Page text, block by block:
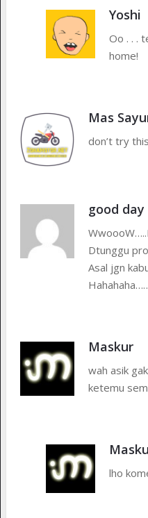
Yoshi
Oo . . .
home!
Mas
don’t try
good day
Dtunggu
Asal jgn
Maskur
wah asik
ketemu
lho